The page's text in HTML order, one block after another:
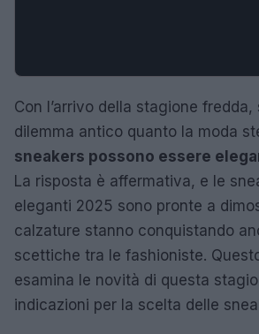
Con l’arrivo della stagione
dilemma antico quanto la moda
sneakers possono essere
La risposta è affermativa, e le
eleganti 2025 sono pronte a
calzature stanno conquistando
scettiche tra le fashioniste.
esamina le novità di questa
indicazioni per la scelta delle